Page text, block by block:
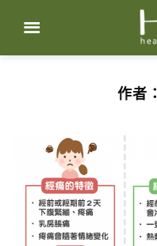
content
作者：